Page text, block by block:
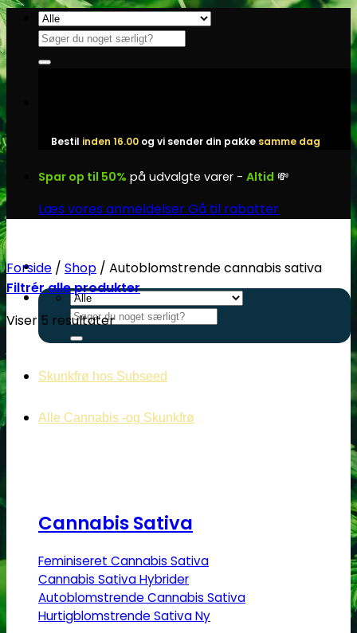
Fortsæt
indhold
Søg
efter:
Bestil inden 16.00 og vi sender din pakke samme dag
Spar op til 50% på udvalgte varer - Altid 💸
Læs vores anmeldelserGå til rabatter
Søg
efter:
Skunkfrø hos Subseed
Alle Cannabis -og Skunkfrø
Cannabis Sativa
Feminiseret Cannabis Sativa
Cannabis Sativa Hybrider
Autoblomstrende Cannabis Sativa
Hurtigblomstrende Sativa
Forside / Shop / Autoblomstrende cannabis sativa
Filtrér alle produkter
Viser 5 resultater